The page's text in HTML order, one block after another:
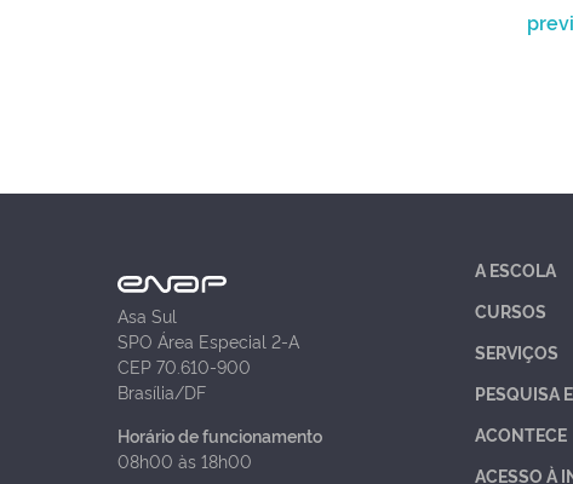
Asa Sul
SPO Área Especial 2-A
CEP 70.610-900
Brasília/DF
Horário de funcionamento
08h00 às 18h00
A ESCOLA
CURSOS
SERVIÇOS
PESQUISA
ACONTECE
ACESSO À